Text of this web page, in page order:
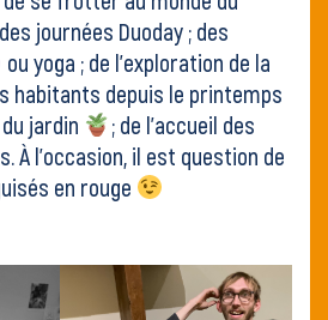
journées Duoday ; des
ou yoga ; de l’exploration de la
habitants depuis le printemps
jardin
; de l’accueil des
À l’occasion, il est question de
en rouge